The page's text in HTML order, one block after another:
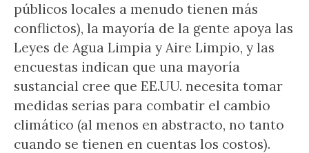
públicos locales a menudo tienen más
conflictos), la mayoría de la gente apoya las
Leyes de Agua Limpia y Aire Limpio, y las
encuestas indican que una mayoría
sustancial cree que EE.UU. necesita tomar
medidas serias para combatir el cambio
climático (al menos en abstracto, no tanto
cuando se tienen en cuentas los costos).